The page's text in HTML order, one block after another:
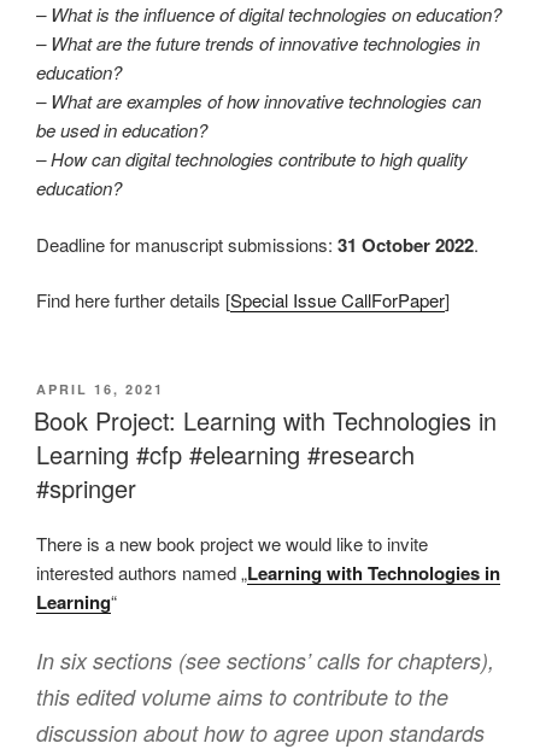
– What is the influence of digital technologies on education?
– What are the future trends of innovative technologies in
education?
– What are examples of how innovative technologies can
be used in education?
– How can digital technologies contribute to high quality
education?
Deadline for manuscript submissions: 31 October 2022.
Find here further details [Special Issue CallForPaper]
VERÖFFENTLICHT
AM
APRIL 16, 2021
Book Project: Learning with Technologies in
Learning #cfp #elearning #research
#springer
There is a new book project we would like to invite
interested authors named „Learning with Technologies in
Learning“
In six sections (see sections’ calls for chapters),
this edited volume aims to contribute to the
discussion about how to agree upon standards